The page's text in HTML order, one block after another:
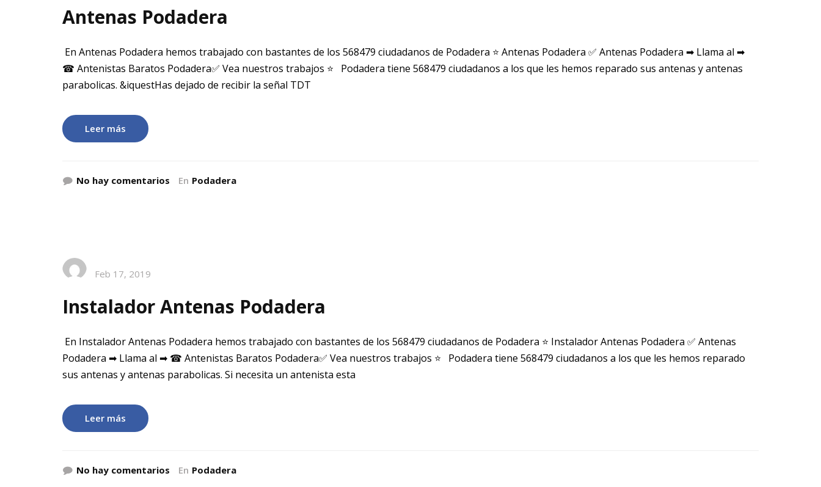
Antenas Podadera
En Antenas Podadera hemos trabajado con bastantes de los 568479 ciudadanos de Podadera ⭐ Antenas Podadera ✅ Antenas Podadera ➡ Llama al ➡
☎ Antenistas Baratos Podadera✅ Vea nuestros trabajos ⭐ Podadera tiene 568479 ciudadanos a los que les hemos reparado sus antenas y antenas
parabolicas. &iquestHas dejado de recibir la señal TDT
Leer más
No hay comentarios En Podadera
Feb 17, 2019
Instalador Antenas Podadera
En Instalador Antenas Podadera hemos trabajado con bastantes de los 568479 ciudadanos de Podadera ⭐ Instalador Antenas Podadera ✅ Antenas
Podadera ➡ Llama al ➡ ☎ Antenistas Baratos Podadera✅ Vea nuestros trabajos ⭐ Podadera tiene 568479 ciudadanos a los que les hemos reparado
sus antenas y antenas parabolicas. Si necesita un antenista esta
Leer más
No hay comentarios En Podadera